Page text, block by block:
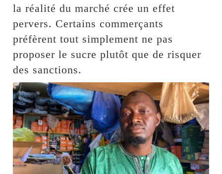
la réalité du marché crée un effet
pervers. Certains commerçants
préfèrent tout simplement ne pas
proposer le sucre plutôt que de risquer
des sanctions.